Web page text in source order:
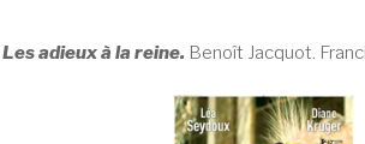
Les adieux à la reine. Benoît Jacquot.